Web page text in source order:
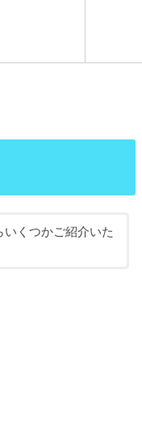
くつかご紹介いた